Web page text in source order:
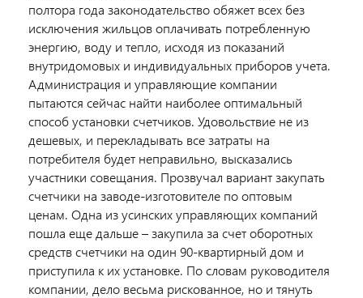
полтора года законодательство обяжет всех без
исключения жильцов оплачивать потребленную
энергию, воду и тепло, исходя из показаний
внутридомовых и индивидуальных приборов учета.
Администрация и управляющие компании
пытаются сейчас найти наиболее оптимальный
способ установки счетчиков. Удовольствие не из
дешевых, и перекладывать все затраты на
потребителя будет неправильно, высказались
участники совещания. Прозвучал вариант закупать
счетчики на заводе-изготовителе по оптовым
ценам. Одна из усинских управляющих компаний
пошла еще дальше – закупила за счет оборотных
средств счетчики на один 90-квартирный дом и
приступила к их установке. По словам руководителя
компании, дело весьма рискованное, но и тянуть